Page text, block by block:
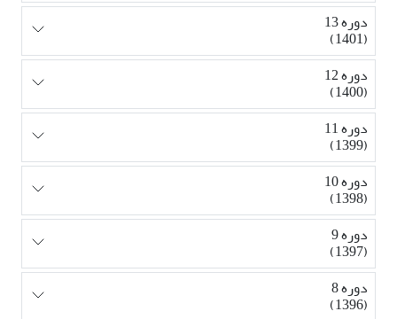
دوره 13
(1401)
دوره 12
(1400)
دوره 11
(1399)
دوره 10
(1398)
دوره 9
(1397)
دوره 8
(1396)